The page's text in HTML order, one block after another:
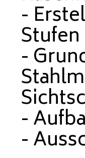
-
Stufen
-
-
-